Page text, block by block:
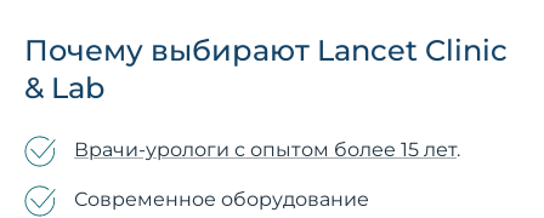
Почему выбирают Lancet Clinic
& Lab
Врачи-урологи с опытом более 15 лет.
Современное оборудование